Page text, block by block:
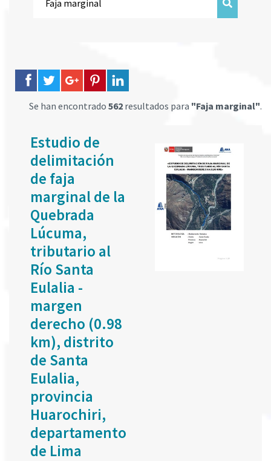
Se han encontrado 562 resultados para "Faja marginal".
Estudio de
delimitación
de faja
marginal de la
Quebrada
Lúcuma,
tributario al
Río Santa
Eulalia -
margen
derecho (0.98
km), distrito
de Santa
Eulalia,
provincia
Huarochiri,
departamento
de Lima